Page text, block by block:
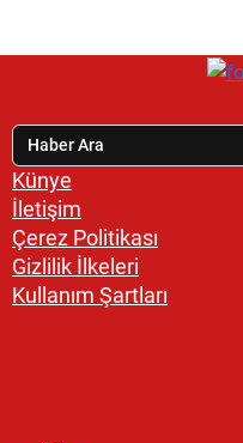
Künye
İletişim
Çerez Politikası
Gizlilik İlkeleri
Kullanım Şartları